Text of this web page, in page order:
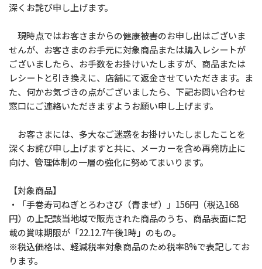
深くお詫び申し上げます。
現時点ではお客さまからの健康被害のお申し出はございま
せんが、お客さまのお手元に対象商品または購入レシートが
ございましたら、お手数をお掛けいたしますが、商品または
レシートと引き換えに、店舗にて返金させていただきます。ま
た、何かお気づきの点がございましたら、下記お問い合わせ
窓口にご連絡いただきますようお願い申し上げます。
お客さまには、多大なご迷惑をお掛けいたしましたことを
深くお詫び申し上げますと共に、メーカーを含め再発防止に
向け、管理体制の一層の強化に努めてまいります。
【対象商品】
・「手巻寿司ねぎとろわさび（青まぜ）」156円（税込168
円）の上記該当地域で販売された商品のうち、商品表面に記
載の賞味期限が「22.12.7午後1時」のもの。
※税込価格は、軽減税率対象商品のため税率8%で表記してお
ります。